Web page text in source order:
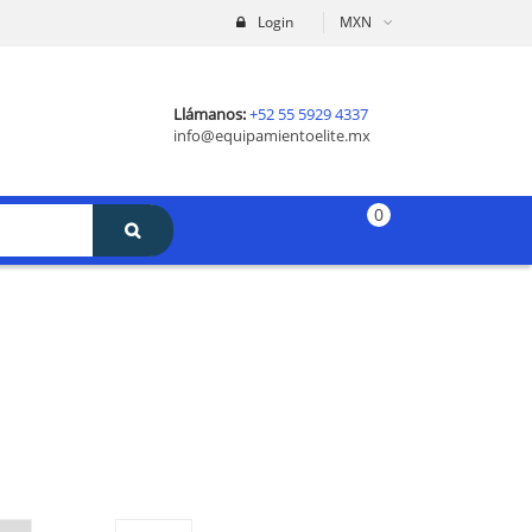
MXN
Login
Llámanos:+52 55 5929 4337
info@equipamientoelite.mx
0